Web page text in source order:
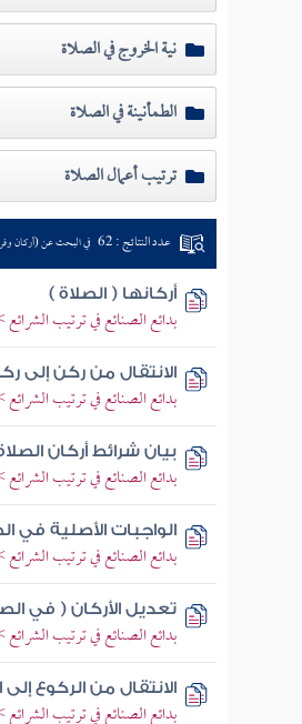
نية الخروج في الصلاة
الطمأنينة في الصلاة
ترتيب أعمال الصلاة
عدد النتائج : 62 في البحث عن (أركان
أركانها ( الصلاة )
بدائع الصنائع في ترتيب
الانتقال من ركن إلى
بدائع الصنائع في ترتيب
بيان شرائط أركان
بدائع الصنائع في ترتيب
الواجبات الأصلية في
بدائع الصنائع في ترتيب
تعديل الأركان ( في
بدائع الصنائع في ترتيب
الانتقال من الركوع
بدائع الصنائع في ترتيب